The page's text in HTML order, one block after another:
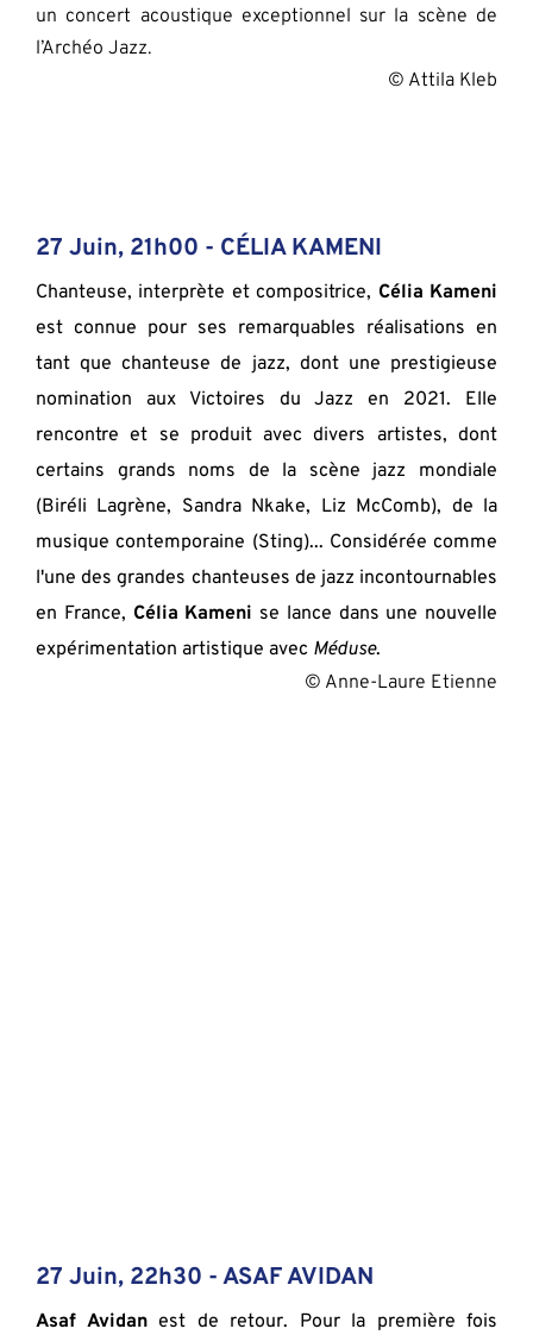
un concert acoustique exceptionnel sur la scène de
l’Archéo Jazz.
© Attila Kleb
27 Juin, 21h00 - CÉLIA KAMENI
Chanteuse, interprète et compositrice,
est connue pour ses remarquables réalisations en
tant que chanteuse de jazz, dont une prestigieuse
nomination aux Victoires du Jazz en 2021. Elle
rencontre et se produit avec divers artistes, dont
certains grands noms de la scène jazz mondiale
(Biréli Lagrène, Sandra Nkake, Liz McComb), de la
musique contemporaine (Sting)... Considérée comme
l'une des grandes chanteuses de jazz incontournables
en France, Célia Kameni se lance dans une nouvelle
expérimentation artistique avec Méduse.
© Anne-Laure Etienne
27 Juin, 22h30 - ASAF AVIDAN
Asaf Avidan est de retour. Pour la première fois